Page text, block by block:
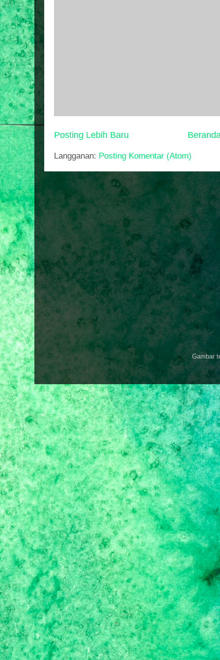
Posting Lebih Baru
Langganan: Posting Komentar (Atom)
Gambar